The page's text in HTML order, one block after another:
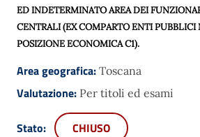
ED INDETERMINATO AREA DEI
CENTRALI (EX COMPARTO ENTI
POSIZIONE ECONOMICA C1).
Area geografica: Toscana
Valutazione: Per titoli ed esami
Stato:
CHIUSO